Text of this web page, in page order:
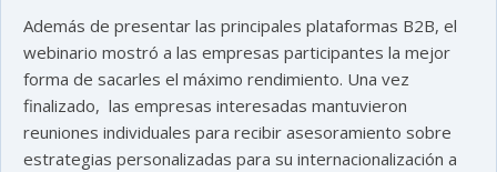
Además de presentar las principales plataformas B2B, el
webinario mostró a las empresas participantes la mejor
forma de sacarles el máximo rendimiento. Una vez
finalizado, las empresas interesadas mantuvieron
reuniones individuales para recibir asesoramiento sobre
estrategias personalizadas para su internacionalización a